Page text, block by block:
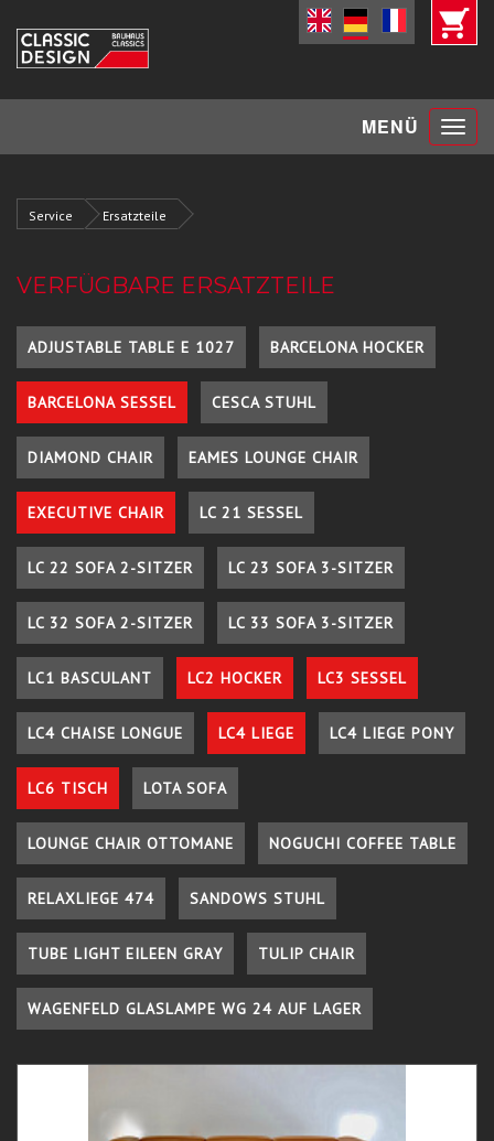
MENÜ Toggle
Service Ersatzteile
VERFÜGBARE ERSATZTEILE
ADJUSTABLE TABLE E 1027 BARCELONA HOCKER
BARCELONA SESSEL CESCA STUHL
DIAMOND CHAIR EAMES LOUNGE CHAIR
EXECUTIVE CHAIR LC 21 SESSEL
LC 22 SOFA 2-SITZER LC 23 SOFA 3-SITZER
LC 32 SOFA 2-SITZER LC 33 SOFA 3-SITZER
LC1 BASCULANT LC2 HOCKER LC3 SESSEL
LC4 CHAISE LONGUE LC4 LIEGE LC4 LIEGE PONY
LC6 TISCH LOTA SOFA
LOUNGE CHAIR OTTOMANE NOGUCHI COFFEE TABLE
RELAXLIEGE 474 SANDOWS STUHL
TUBE LIGHT EILEEN GRAY TULIP CHAIR
WAGENFELD GLASLAMPE WG 24 AUF LAGER